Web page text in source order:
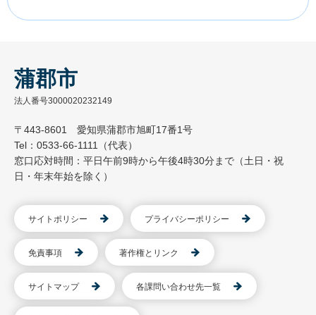
蒲郡市
法人番号3000020232149
〒443-8601 愛知県蒲郡市旭町17番1号
Tel：0533-66-1111（代表）
窓口応対時間：平日午前9時から午後4時30分まで（土日・祝
日・年末年始を除く）
サイトポリシー プライバシーポリシー
免責事項 著作権とリンク
サイトマップ 各課問い合わせ先一覧